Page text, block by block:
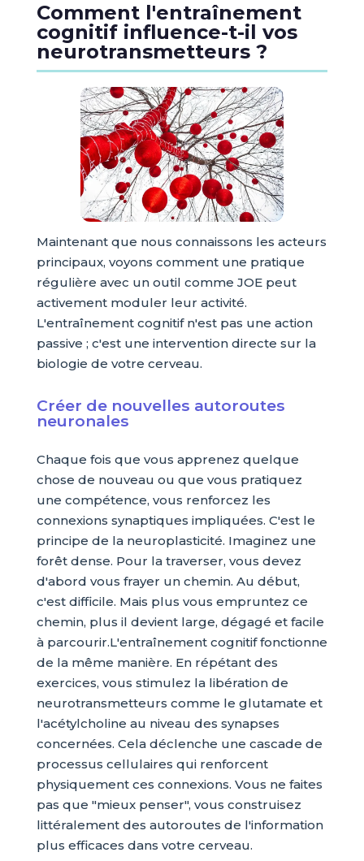
Comment l'entraînement
cognitif influence-t-il vos
neurotransmetteurs ?
Maintenant que nous connaissons les acteurs
principaux, voyons comment une pratique
régulière avec un outil comme JOE peut
activement moduler leur activité.
L'entraînement cognitif n'est pas une action
passive ; c'est une intervention directe sur la
biologie de votre cerveau.
Créer de nouvelles autoroutes
neuronales
Chaque fois que vous apprenez quelque
chose de nouveau ou que vous pratiquez
une compétence, vous renforcez les
connexions synaptiques impliquées. C'est le
principe de la neuroplasticité. Imaginez une
forêt dense. Pour la traverser, vous devez
d'abord vous frayer un chemin. Au début,
c'est difficile. Mais plus vous empruntez ce
chemin, plus il devient large, dégagé et facile
à parcourir.L'entraînement cognitif fonctionne
de la même manière. En répétant des
exercices, vous stimulez la libération de
neurotransmetteurs comme le glutamate et
l'acétylcholine au niveau des synapses
concernées. Cela déclenche une cascade de
processus cellulaires qui renforcent
physiquement ces connexions. Vous ne faites
pas que "mieux penser", vous construisez
littéralement des autoroutes de l'information
plus efficaces dans votre cerveau.